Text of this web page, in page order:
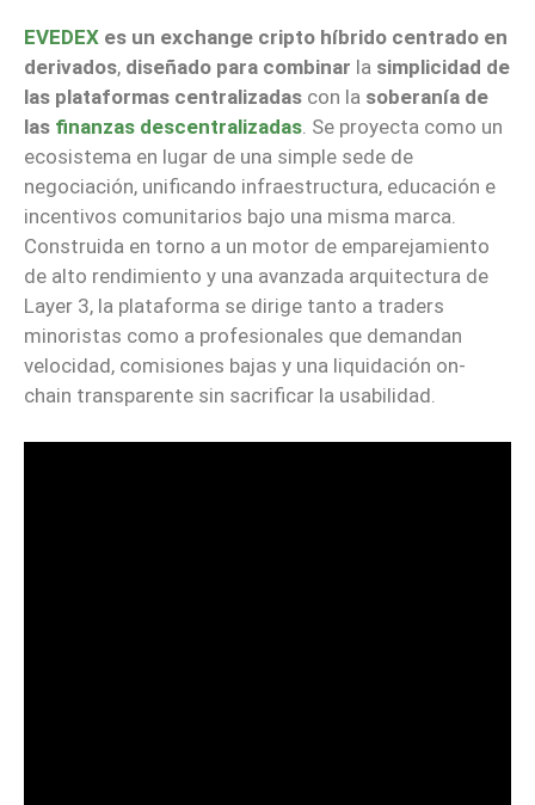
EVEDEX es un exchange cripto híbrido centrado en
derivados, diseñado para combinar la simplicidad de
las plataformas centralizadas con la soberanía de
las finanzas descentralizadas. Se proyecta como un
ecosistema en lugar de una simple sede de
negociación, unificando infraestructura, educación e
incentivos comunitarios bajo una misma marca.
Construida en torno a un motor de emparejamiento
de alto rendimiento y una avanzada arquitectura de
Layer 3, la plataforma se dirige tanto a traders
minoristas como a profesionales que demandan
velocidad, comisiones bajas y una liquidación on-
chain transparente sin sacrificar la usabilidad.